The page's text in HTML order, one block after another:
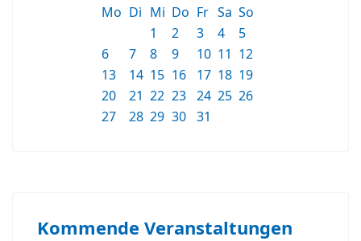
Mo Di Mi Do Fr Sa So
1
2 3 4
5
6
7 8 9 10 11 12
13
14 15 16 17 18 19
20
21 22 23 24 25 26
27
28 29 30 31
Kommende Veranstaltungen